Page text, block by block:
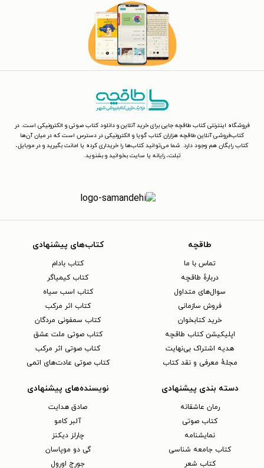
فروشگاه اینترنتی کتاب طاقچه جایی برای خرید آنلاین و دانلود کتاب صوتی و الکترونیکی است. در
کتاب‌فروشی آنلاین طاقچه هزاران کتاب گویا و الکترونیکی در دسترس است که در میان آن‌ها
کتاب رایگان هم وجود دارد. شما می‌توانید کتاب‌ها را خریداری کرده یا امانت بگیرید و در موبایل،
تبلت، رایانه یا سایت بخوانید و بشنوید.
طاقچه
تماس با ما
دربارهٔ طاقچه
سوال‌های متداول
فروش سازمانی
خرید کتابخوان
اپلیکیشن کتاب طاقچه
هدیه اشتراک بی‌نهایت
مجلهٔ معرفی و نقد کتاب
کتاب‌های پیشنهادی
کتاب بادام
کتاب کیمیاگر
کتاب اسب سیاه
کتاب اثر مرکب
کتاب سمفونی مردگان
کتاب صوتی ملت عشق
کتاب صوتی اثر مرکب
کتاب صوتی عادت‌های اتمی
دسته بندی پیشنهادی
رمان عاشقانه
کتاب‌ صوتی
نمایشنامه
کتاب جامعه شناسی
کتاب شعر
نویسنده‌های پیشنهادی
صادق هدایت
آلبر کامو
چارلز دیکنز
گی دو موپاسان
جورج اورول